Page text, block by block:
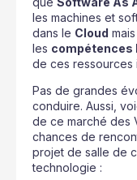
les machines et
dans le Cloud
les compétences
de ces ressources
Pas de grandes
conduire. Aussi,
de ce marché des
chances de
projet de salle de
technologie :